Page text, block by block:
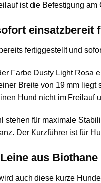
ist die Befestigung
einsatzbereit
fertiggestellt und
Farbe Dusty Light Rosa
Breite von 19 mm
Hund nicht im Freilauf
stehen für maximale
Der Kurzführer ist für
aus Biothane
auch diese kurze